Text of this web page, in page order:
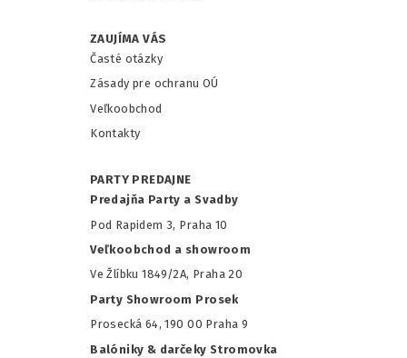
ZAUJÍMA VÁS
Časté otázky
Zásady pre ochranu OÚ
Veľkoobchod
Kontakty
PARTY PREDAJNE
Predajňa Party a Svadby
Pod Rapidem 3, Praha 10
Veľkoobchod a showroom
Ve Žlíbku 1849/2A, Praha 20
Party Showroom Prosek
Prosecká 64, 190 00 Praha 9
Balóniky & darčeky Stromovka